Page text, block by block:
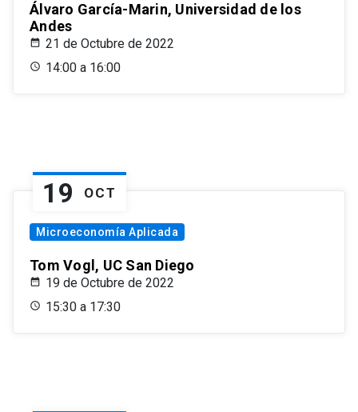
Álvaro García-Marin, Universidad de los
Andes
21 de Octubre de 2022
14:00 a 16:00
19 OCT
Microeconomía Aplicada
Tom Vogl, UC San Diego
19 de Octubre de 2022
15:30 a 17:30